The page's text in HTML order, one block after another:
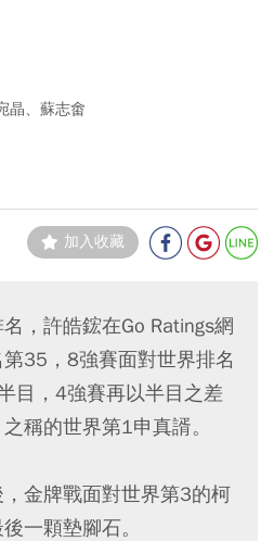
晶、蘇志畬
加入收藏
，許皓鋐在Go Ratings網
35，8強賽面對世界排名
目，4強賽再以半目之差
稱的世界第1申真諝。
金牌戰面對世界第3的柯
一顆墊腳石。